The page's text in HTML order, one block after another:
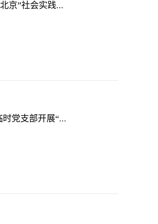
京”社会实践...
党支部开展“...